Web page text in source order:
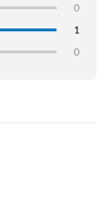
0
1
0